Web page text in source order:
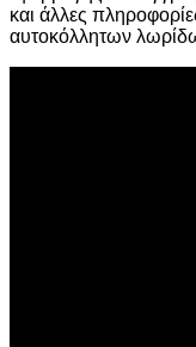
και άλλες
αυτοκόλλητων